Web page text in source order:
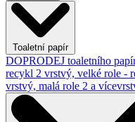
Toaletní papír
DOPRODEJ toaletního
recykl 2 vrstvý, velké role -
vrstvý, malá role 2 a